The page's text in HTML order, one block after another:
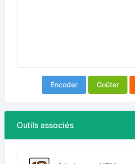
Encoder Goûter
Outils associés